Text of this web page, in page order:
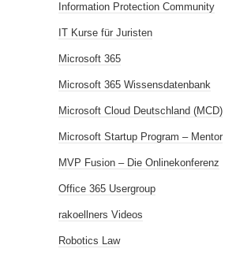
Information Protection Community
IT Kurse für Juristen
Microsoft 365
Microsoft 365 Wissensdatenbank
Microsoft Cloud Deutschland (MCD)
Microsoft Startup Program – Mentor
MVP Fusion – Die Onlinekonferenz
Office 365 Usergroup
rakoellners Videos
Robotics Law